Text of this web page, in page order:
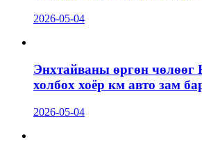
2026-05-04
Энхтайваны өргөн чөлөөг
холбох хоёр км авто зам
2026-05-04